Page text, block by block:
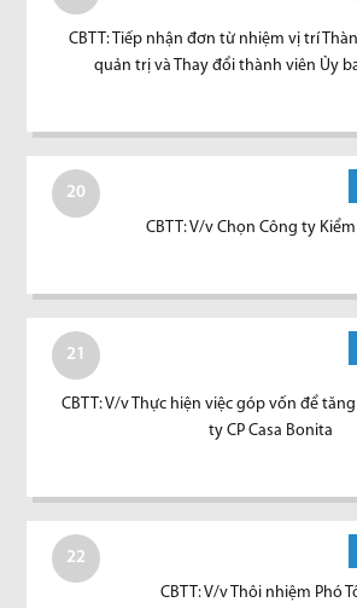
CBTT: Tiếp nhận đơn từ nhiệm vị trí
quản trị và Thay đổi thành viên Ủy
20
CBTT: V/v Chọn Công ty
21
CBTT: V/v Thực hiện việc góp vốn để
ty CP Casa Bonita
22
CBTT: V/v Thôi nhiệm Phó